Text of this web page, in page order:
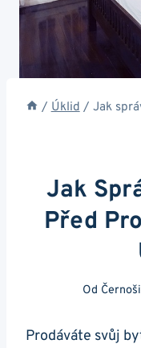
/ Úklid / Jak
Jak
Před
Od
Prodáváte svůj